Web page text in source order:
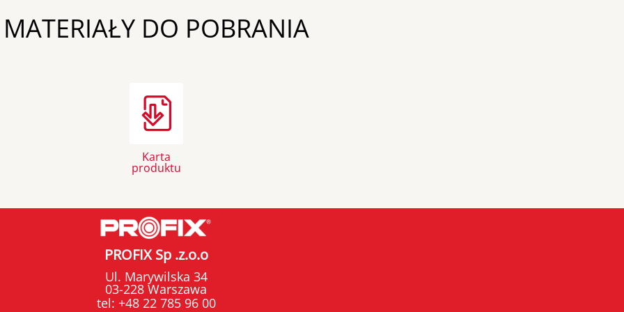
MATERIAŁY DO POBRANIA
Karta
produktu
PROFIX Sp .z.o.o
Ul. Marywilska 34
03-228 Warszawa
tel: +48 22 785 96 00